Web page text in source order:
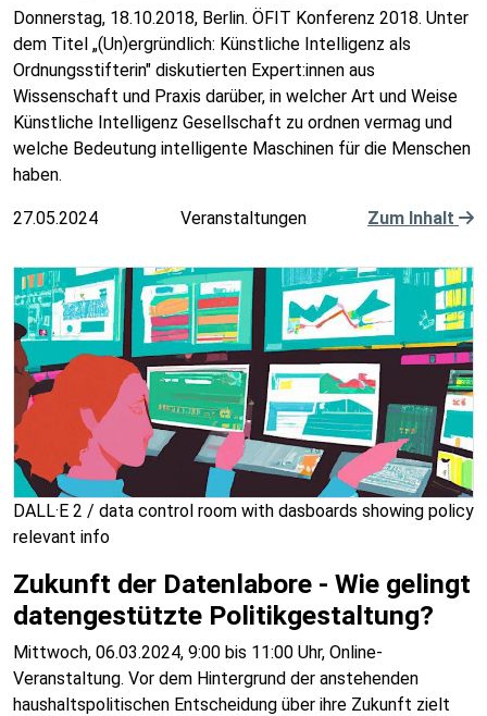
Donnerstag, 18.10.2018, Berlin. ÖFIT Konferenz 2018. Unter
dem Titel „(Un)ergründlich: Künstliche Intelligenz als
Ordnungsstifterin" diskutierten Expert:innen aus
Wissenschaft und Praxis darüber, in welcher Art und Weise
Künstliche Intelligenz Gesellschaft zu ordnen vermag und
welche Bedeutung intelligente Maschinen für die Menschen
haben.
27.05.2024 Veranstaltungen Zum Inhalt
DALL·E 2 / data control room with dasboards showing policy
relevant info
Zukunft der Datenlabore - Wie gelingt
datengestützte Politikgestaltung?
Mittwoch, 06.03.2024, 9:00 bis 11:00 Uhr, Online-
Veranstaltung. Vor dem Hintergrund der anstehenden
haushaltspolitischen Entscheidung über ihre Zukunft zielt